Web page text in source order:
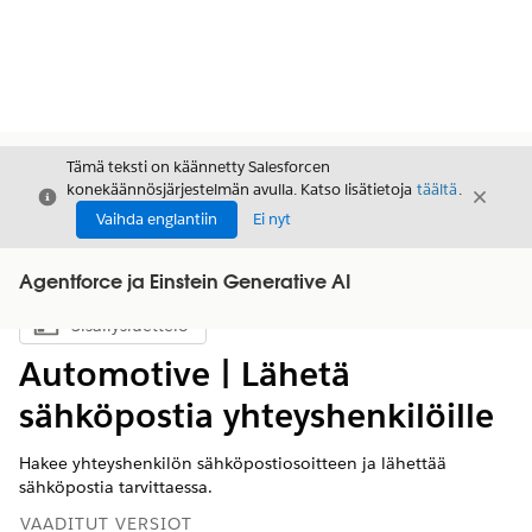
Sulje
Tämä teksti on käännetty Salesforcen
konekäännösjärjestelmän avulla. Katso lisätietoja täältä.
Vaihda englantiin
Ei nyt
Sulje
Agentforce ja Einstein Generative AI
Näytä sisällysluettelo
Sisällysluettelo
Automotive | Lähetä
sähköpostia yhteyshenkilöille
Hakee yhteyshenkilön sähköpostiosoitteen ja lähettää
sähköpostia tarvittaessa.
VAADITUT VERSIOT